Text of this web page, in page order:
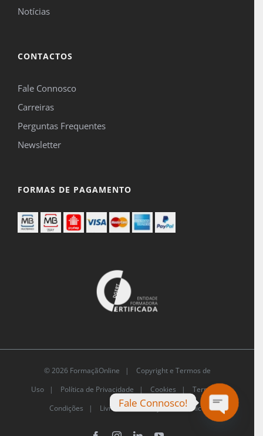
Notícias
CONTACTOS
Fale Connosco
Carreiras
Perguntas Frequentes
Newsletter
FORMAS DE PAGAMENTO
© 2026 FormaçãOnline |
Copyright e Termos de
Uso| Política de Privacidade | Cookies |
Termos e
Condições |
Livro de Reclamações Eletrónico
Fale Connosco!
Open